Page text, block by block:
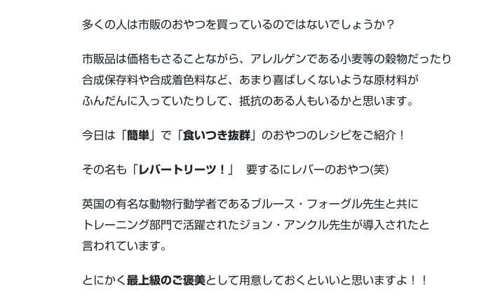
多くの人は市販のおやつを買っているのではないでしょうか？
市販品は価格もさることながら、アレルゲンである小麦等の穀物だったり
合成保存料や合成着色料など、あまり喜ばしくないような原材料が
ふんだんに入っていたりして、抵抗のある人もいるかと思います。
今日は「 簡単 」で「 食いつき抜群 」のおやつのレシピをご紹介！
その名も「 レバートリーツ！ 」 要するにレバーのおやつ(笑)
英国の有名な動物行動学者であるブルース・フォーグル先生と共に
トレーニング部門で活躍されたジョン・アンクル先生が導入されたと
言われています。
とにかく 最上級のご褒美として用意しておくといいと思いますよ！！